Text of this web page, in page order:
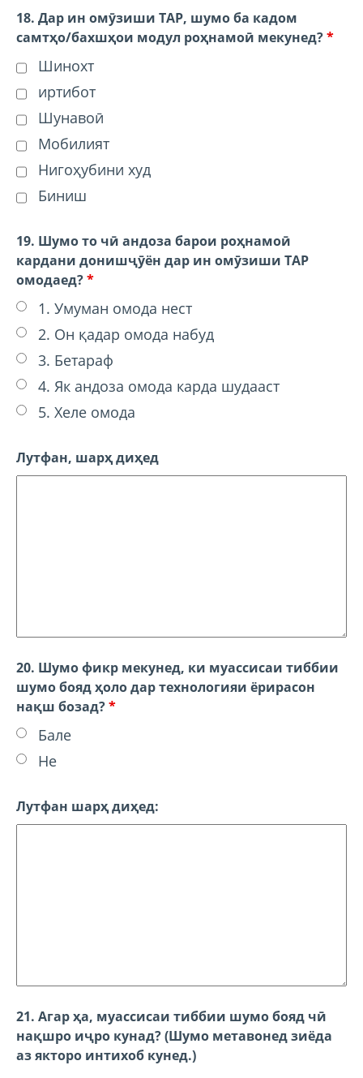
18. Дар ин омӯзиши TAP, шумо ба кадом
самтҳо/бахшҳои модул роҳнамоӣ мекунед?*
Шинохт
иртибот
Шунавоӣ
Мобилият
Нигоҳубини худ
Биниш
19. Шумо то чӣ андоза барои роҳнамоӣ
кардани донишҷӯён дар ин омӯзиши TAP
омодаед?*
1. Умуман омода нест
2. Он қадар омода набуд
3. Бетараф
4. Як андоза омода карда шудааст
5. Хеле омода
Лутфан, шарҳ диҳед
20. Шумо фикр мекунед, ки муассисаи тиббии
шумо бояд ҳоло дар технологияи ёрирасон
нақш бозад?*
Бале
Не
Лутфан шарҳ диҳед:
21. Агар ҳа, муассисаи тиббии шумо бояд чӣ
нақшро иҷро кунад? (Шумо метавонед зиёда
аз якторо интихоб кунед.)